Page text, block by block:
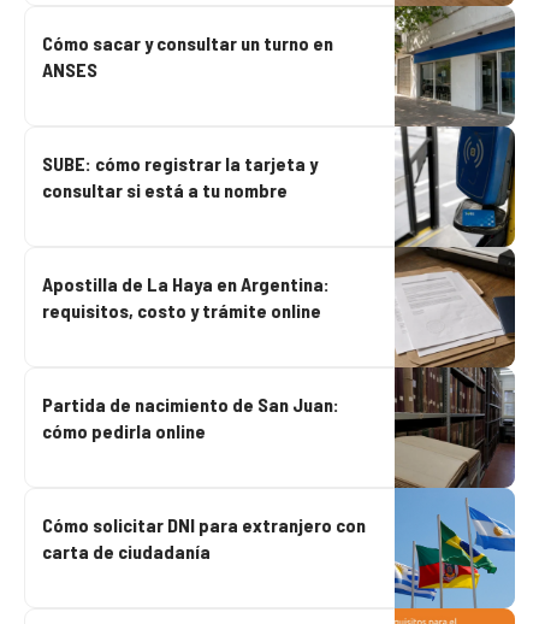
Cómo sacar y consultar un turno en
ANSES
SUBE: cómo registrar la tarjeta y
consultar si está a tu nombre
Apostilla de La Haya en Argentina:
requisitos, costo y trámite online
Partida de nacimiento de San Juan:
cómo pedirla online
Cómo solicitar DNI para extranjero con
carta de ciudadanía